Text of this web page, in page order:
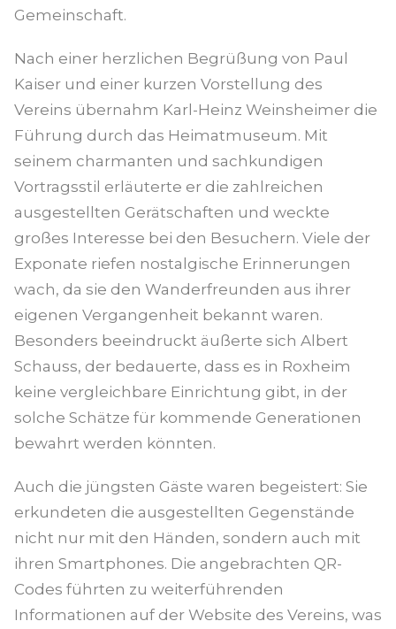
Gemeinschaft.
Nach einer herzlichen Begrüßung von Paul
Kaiser und einer kurzen Vorstellung des
Vereins übernahm Karl-Heinz Weinsheimer die
Führung durch das Heimatmuseum. Mit
seinem charmanten und sachkundigen
Vortragsstil erläuterte er die zahlreichen
ausgestellten Gerätschaften und weckte
großes Interesse bei den Besuchern. Viele der
Exponate riefen nostalgische Erinnerungen
wach, da sie den Wanderfreunden aus ihrer
eigenen Vergangenheit bekannt waren.
Besonders beeindruckt äußerte sich Albert
Schauss, der bedauerte, dass es in Roxheim
keine vergleichbare Einrichtung gibt, in der
solche Schätze für kommende Generationen
bewahrt werden könnten.
Auch die jüngsten Gäste waren begeistert: Sie
erkundeten die ausgestellten Gegenstände
nicht nur mit den Händen, sondern auch mit
ihren Smartphones. Die angebrachten QR-
Codes führten zu weiterführenden
Informationen auf der Website des Vereins, was